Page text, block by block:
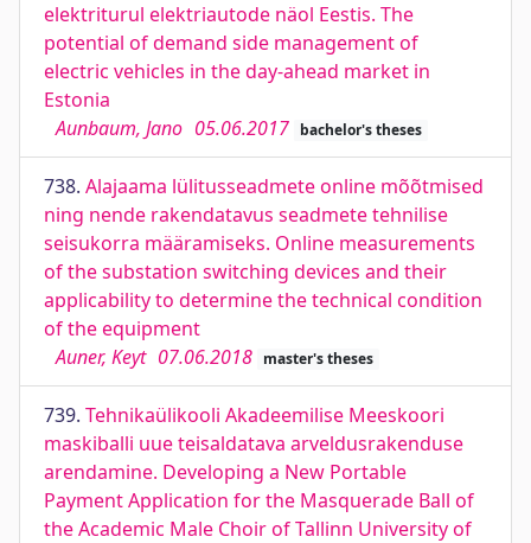
elektriturul elektriautode näol Eestis. The
potential of demand side management of
electric vehicles in the day-ahead market in
Estonia
Aunbaum, Jano 05.06.2017 bachelor's theses
738. Alajaama lülitusseadmete online mõõtmised
ning nende rakendatavus seadmete tehnilise
seisukorra määramiseks. Online measurements
of the substation switching devices and their
applicability to determine the technical condition
of the equipment
Auner, Keyt 07.06.2018 master's theses
739. Tehnikaülikooli Akadeemilise Meeskoori
maskiballi uue teisaldatava arveldusrakenduse
arendamine. Developing a New Portable
Payment Application for the Masquerade Ball of
the Academic Male Choir of Tallinn University of